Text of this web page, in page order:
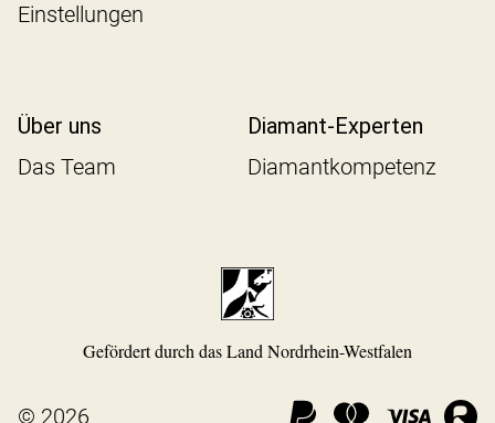
Einstellungen
Über uns
Das Team
Diamant-Experten
Diamantkompetenz
Gefördert durch das Land Nordrhein-Westfalen
© 2026